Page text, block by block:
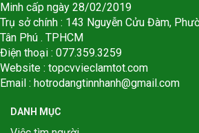
Minh cấp ngày 28/02/2019
Trụ sở chính : 143 Nguyễn Cửu Đàm,
Tân Phú . TPHCM
Điện thoại : 077.359.3259
Website : topcvvieclamtot.com
Email : hotrodangtinnhanh@gmail.com
DANH MỤC